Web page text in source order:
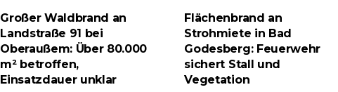
Großer Waldbrand an
Landstraße 91 bei
Oberaußem: Über 80.000
m² betroffen,
Einsatzdauer unklar
Flächenbrand an
Strohmiete in Bad
Godesberg: Feuerwehr
sichert Stall und
Vegetation